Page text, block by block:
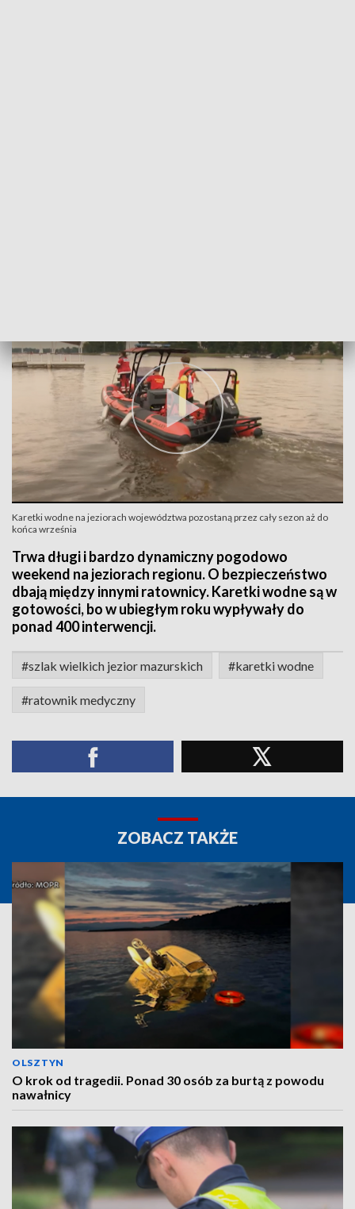
Karetki wodne na jeziorach województwa pozostaną przez cały sezon aż do
końca września
Trwa długi i bardzo dynamiczny pogodowo
weekend na jeziorach regionu. O bezpieczeństwo
dbają między innymi ratownicy. Karetki wodne są w
gotowości, bo w ubiegłym roku wypływały do
ponad 400 interwencji.
#szlak wielkich jezior mazurskich #karetki wodne
#ratownik medyczny
ZOBACZ TAKŻE
OLSZTYN
O krok od tragedii. Ponad 30 osób za burtą z powodu
nawałnicy